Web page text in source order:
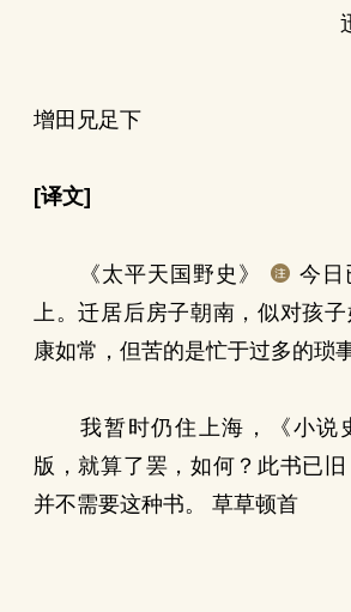
增田兄足下
[译文]
《太平天国野史》
今日
上。迁居后房子朝南，似对孩
康如常，但苦的是忙于过多的琐事
我暂时仍住上海，《小说
版，就算了罢，如何？此书已
并不需要这种书。 草草顿首